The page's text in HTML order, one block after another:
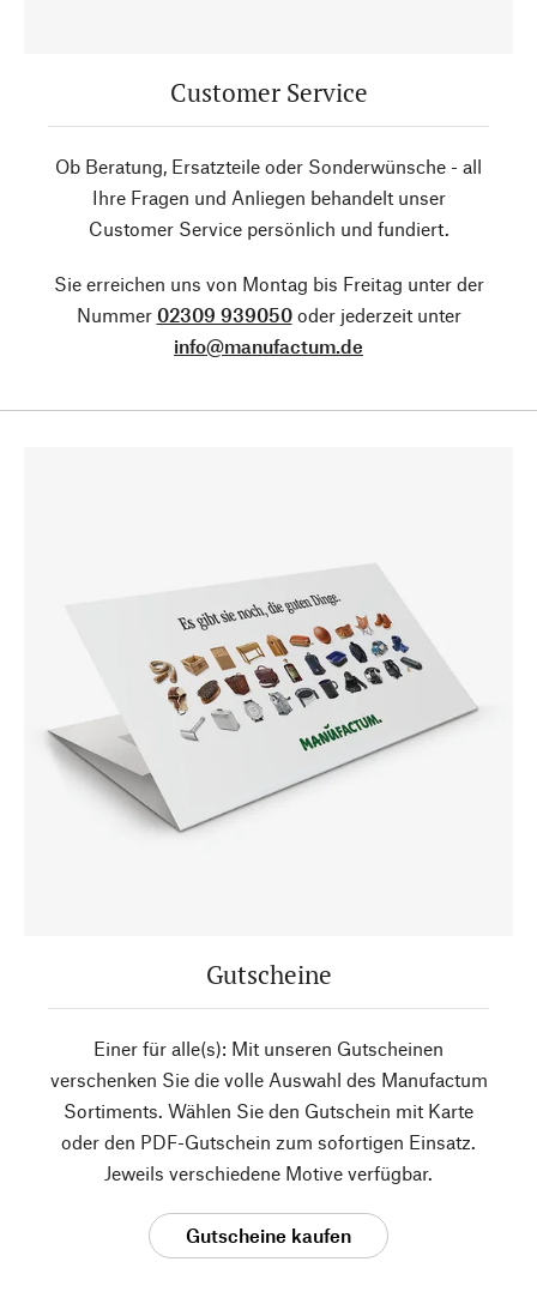
Customer Service
Ob Beratung, Ersatzteile oder Sonderwünsche - all
Ihre Fragen und Anliegen behandelt unser
Customer Service persönlich und fundiert.
Sie erreichen uns von Montag bis Freitag unter der
Nummer 02309 939050oder jederzeit unter
info@manufactum.de
Gutscheine
Einer für alle(s): Mit unseren Gutscheinen
verschenken Sie die volle Auswahl des Manufactum
Sortiments. Wählen Sie den Gutschein mit Karte
oder den PDF-Gutschein zum sofortigen Einsatz.
Jeweils verschiedene Motive verfügbar.
Gutscheine kaufen